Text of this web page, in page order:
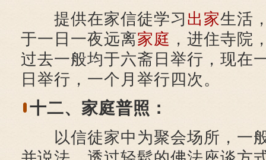
提供在家信徒学习 出家生活
于一日一夜远离家庭 ，进住寺院
过去一般均于六斋日举行，现在
日举行，一个月举行四次。
十二、家庭普照：
以信徒家中为聚会场所，一